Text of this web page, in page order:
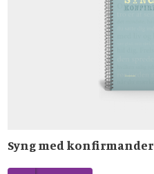
Syng med konfirmander